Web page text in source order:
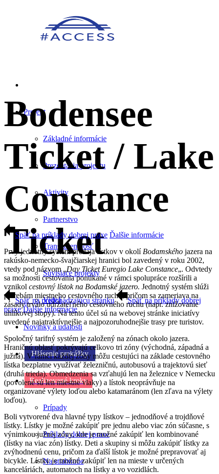
Projekt
Základné informácie
Prezentácia projektu
Aktivity
Partnerstvo
Transparentnosť
Súvisiace projekty
Videá
Novinky a udalosti
Hlásenie prekážky
Realizované kroky
Prípady
Príklady dobrej praxe
Na stiahnutie
Bodensee
Ticket / Lake
Constance
Ticket
Späť na predchádzajúcu stránku
Späť na príklady dobrej
praxe Ďalšie informácie
Späť na príklady dobrej praxe Ďalšie informácie
Prvý jednotný systém predaja lístkov v okolí Bodamského jazera na
rakúsko-nemecko-švajčiarskej hranici bol zavedený v roku 2002,
vtedy pod názvom „Day Ticket Euregio Lake Constance„. Odvtedy
sa možnosti cestovania ponúkané v rámci spolupráce rozšírili a
vznikol cestovný lístok na Bodamské jazero. Jednotný systém slúži
potrebám miestneho cestovného ruchu, pričom sa zameriava na
zásady trvalo udržateľného cestovného ruchu (napr. znižovanie
uhlíkovej stopy). Na tento účel sú na webovej stránke iniciatívy
uvedené najatraktívnejšie a najpozoruhodnejšie trasy pre turistov.
Spoločný tarifný systém je založený na zónach okolo jazera.
Hraničnú oblasť pokrývajú celkovo tri zóny (východná, západná a
južná). V rámci každej zóny môžu cestujúci na základe cestovného
lístka bezplatne využívať železničnú, autobusovú a trajektovú sieť
(druhá trieda). Obmedzenia sa vzťahujú len na železnice v Nemecku
(povolené sú len miestne vlaky) a lístok neoprávňuje na
organizované výlety loďou alebo katamaránom (len zľava na výlety
loďou).
Boli vytvorené dva hlavné typy lístkov – jednodňové a trojdňové
lístky. Lístky je možné zakúpiť pre jednu alebo viac zón súčasne, s
výnimkou južnej zóny, kde je možné zakúpiť len kombinované
(lístky na viac zón) lístky. Deti a skupiny si môžu zakúpiť lístky za
zvýhodnenú cenu, pričom za ďalší lístok je možné prepravovať aj
bicykle. Lístky je možné zakúpiť len na mieste v určených
kanceláriách, automatoch na lístky a vo vozidlách.